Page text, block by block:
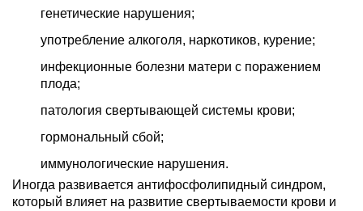
генетические нарушения;
употребление алкоголя, наркотиков, курение;
инфекционные болезни матери с поражением
плода;
патология свертывающей системы крови;
гормональный сбой;
иммунологические нарушения.
Иногда развивается антифосфолипидный синдром,
который влияет на развитие свертываемости крови и